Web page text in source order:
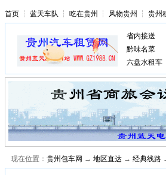
首页 ┆ 蓝天车队 ┆ 吃在贵州 ┆ 风物贵州 ┆ 贵州
省内接送
黔味名菜
六盘水租车
现在位置： 贵州包车网 → 地区直达 → 经典线路